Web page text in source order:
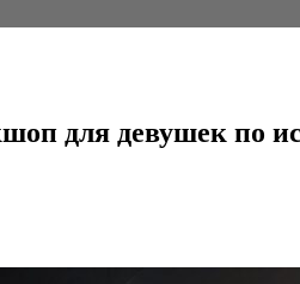
для девушек по